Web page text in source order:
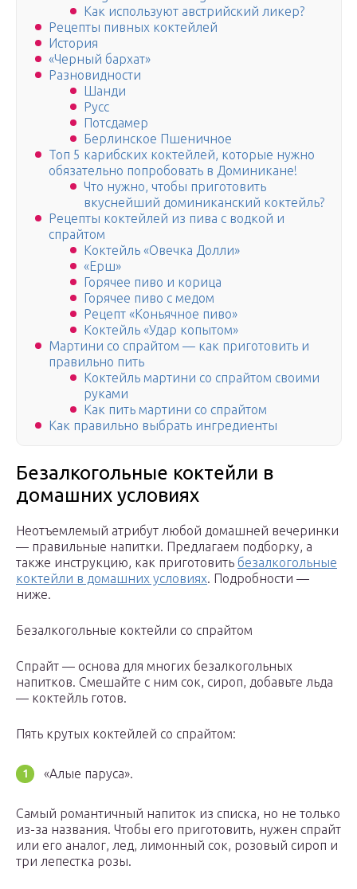
Как используют австрийский ликер?
Рецепты пивных коктейлей
История
«Черный бархат»
Разновидности
Шанди
Русс
Потсдамер
Берлинское Пшеничное
Топ 5 карибских коктейлей, которые нужно
обязательно попробовать в Доминикане!
Что нужно, чтобы приготовить
вкуснейший доминиканский коктейль?
Рецепты коктейлей из пива с водкой и
спрайтом
Коктейль «Овечка Долли»
«Ерш»
Горячее пиво и корица
Горячее пиво с медом
Рецепт «Коньячное пиво»
Коктейль «Удар копытом»
Мартини со спрайтом — как приготовить и
правильно пить
Коктейль мартини со спрайтом своими
руками
Как пить мартини со спрайтом
Как правильно выбрать ингредиенты
Безалкогольные коктейли в
домашних условиях
Неотъемлемый атрибут любой домашней вечеринки
— правильные напитки. Предлагаем подборку, а
также инструкцию, как приготовить безалкогольные
коктейли в домашних условиях. Подробности —
ниже.
Безалкогольные коктейли со спрайтом
Спрайт — основа для многих безалкогольных
напитков. Смешайте с ним сок, сироп, добавьте льда
— коктейль готов.
Пять крутых коктейлей со спрайтом:
«Алые паруса».
Самый романтичный напиток из списка, но не только
из-за названия. Чтобы его приготовить, нужен спрайт
или его аналог, лед, лимонный сок, розовый сироп и
три лепестка розы.